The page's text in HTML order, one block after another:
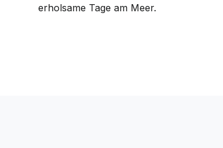
erholsame Tage am Meer.